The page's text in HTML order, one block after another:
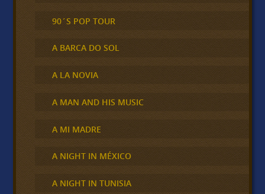
90´S POP TOUR
A BARCA DO SOL
A LA NOVIA
A MAN AND HIS MUSIC
A MI MADRE
A NIGHT IN MÉXICO
A NIGHT IN TUNISIA